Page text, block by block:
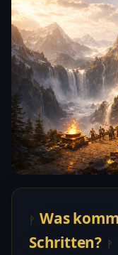
Was
Schritten?